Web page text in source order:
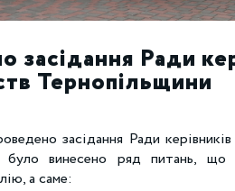
засідання Ради
Тернопільщини
засідання Ради
було винесено ряд питань, що
а саме: